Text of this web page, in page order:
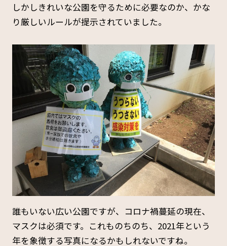
しかしきれいな公園を守るために必要なのか、かな
り厳しいルールが提示されていました。
誰もいない広い公園ですが、コロナ禍蔓延の現在、
マスクは必須です。これものちのち、2021年という
年を象徴する写真になるかもしれないですね。